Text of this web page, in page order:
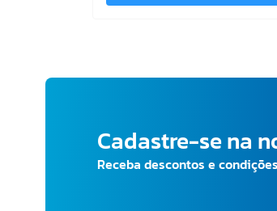
Cadastre-se na
Receba descontos e